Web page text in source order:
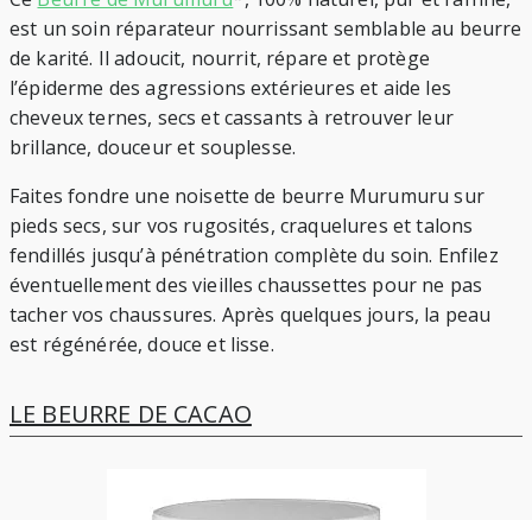
est un soin réparateur nourrissant semblable au beurre
de karité. Il adoucit, nourrit, répare et protège
l’épiderme des agressions extérieures et aide les
cheveux ternes, secs et cassants à retrouver leur
brillance, douceur et souplesse.
Faites fondre une noisette de beurre Murumuru sur
pieds secs, sur vos rugosités, craquelures et talons
fendillés jusqu’à pénétration complète du soin. Enfilez
éventuellement des vieilles chaussettes pour ne pas
tacher vos chaussures. Après quelques jours, la peau
est régénérée, douce et lisse.
LE BEURRE DE CACAO